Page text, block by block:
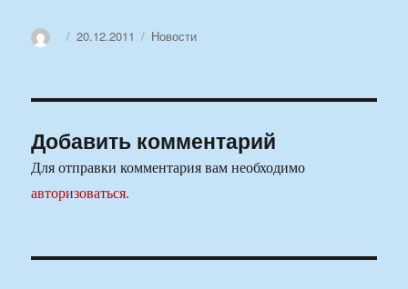
АвторОпубликовано
20.12.2011 Рубрики
Новости
Добавить комментарий
Для отправки комментария вам необходимо
авторизоваться.